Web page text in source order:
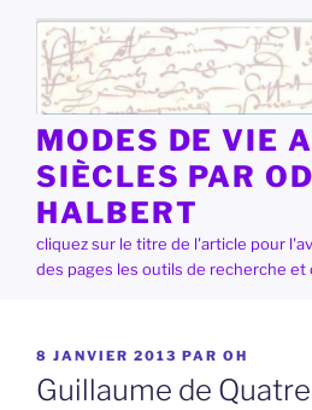
contenu
principal
MODES DE VIE
SIÈCLES PAR
HALBERT
cliquez sur le titre de l'article pour
des pages les outils de recherche et
PUBLIÉ
LE
8 JANVIER 2013 PAR OH
Guillaume de